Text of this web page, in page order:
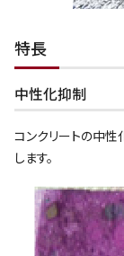
特長
中性化抑制
コンクリートの中性
します。